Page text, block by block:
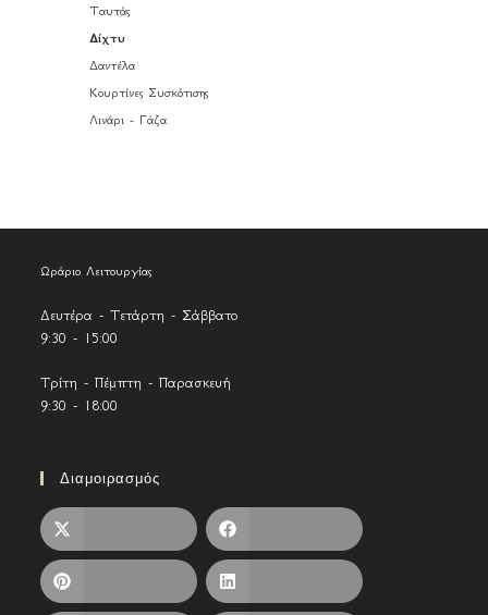
Ταυτάς
Δίχτυ
Δαντέλα
Κουρτίνες Συσκότισης
Λινάρι - Γάζα
Ωράριο Λειτουργίας
Δευτέρα - Τετάρτη - Σάββατο
9:30 - 15:00
Τρίτη - Πέμπτη - Παρασκευή
9:30 - 18:00
Διαμοιρασμός